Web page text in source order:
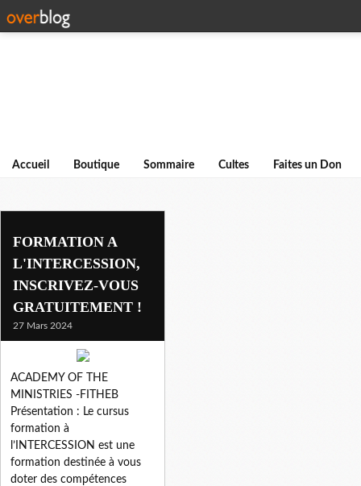
Accueil Boutique Sommaire Cultes Faites un Don
ecole du ministere
FORMATION A
L'INTERCESSION,
INSCRIVEZ-VOUS
GRATUITEMENT !
27 Mars 2024
ACADEMY OF THE
MINISTRIES -FITHEB
Présentation : Le cursus
formation à
l’INTERCESSION est une
formation destinée à vous
doter des compétences